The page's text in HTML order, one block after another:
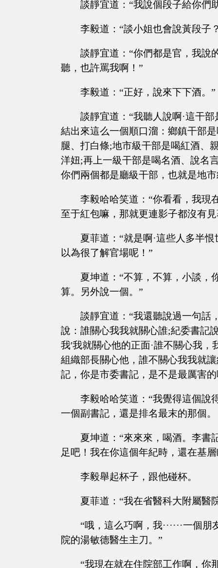
談靜宜道：“我說個段子給你們
李毅道：“談小姐也會說黃段子
談靜宜道：“你們都是官，我說
聽，也許罵我啊！”
李毅道：“正好，說來下下酒。”
談靜宜道：“我聽人說啊·這干
結出來這么一個順口溜：鄉鎮干部
腿、打白條;地市級干部是喝紅酒、
洋妞;再上一級干部是喝名酒、說名
你們兩個都是廳級干部，也就是地
李毅哈哈笑道：“你看看，我現
至于紅包嘛，那就更連影子都沒有
夏菲道：“就是啊·這些人多半
以為很了解官場呢！”
夏坤道：“不算，不算，小談，
算。另外說一個。”
談靜宜道：“我還聽說過一句話
說：誰關心我我就關心誰;紀委書記
我′我就關心他的正面·誰不關心我
組織部長關心他，誰不關心我我就
記，你是市委書記，是不是最厲害的
李毅哈哈笑道：“我覺得這個說
一個副書記，還是排名最末的那個。
夏坤道：“來來來，喝酒。李書
足吧！我在你這個年紀時，還在基
李毅舉起杯子，跟他碰杯。
夏菲道：“我在省醫科大附屬醫
“哦，這么巧啊，我······一個
院的湯敏德醫生主刀。”
“我現在就在住院部工作啊，你